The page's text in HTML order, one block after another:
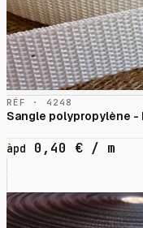
RÉF · 4248
Sangle polypropylène -
àpd 0,40 € / m